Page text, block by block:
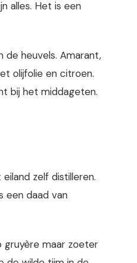
alles. Het is een
de heuvels. Amarant,
olijfolie en citroen.
bij het middageten.
zelf distilleren.
een daad van
gruyère maar zoeter